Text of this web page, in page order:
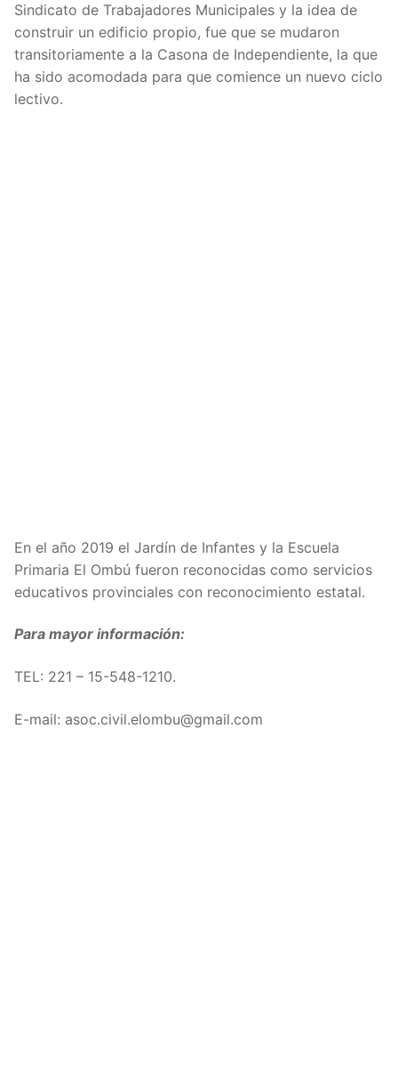
Sindicato de Trabajadores Municipales y la idea de
construir un edificio propio, fue que se mudaron
transitoriamente a la Casona de Independiente, la que
ha sido acomodada para que comience un nuevo ciclo
lectivo.
En el año 2019 el Jardín de Infantes y la Escuela
Primaria El Ombú fueron reconocidas como servicios
educativos provinciales con reconocimiento estatal.
Para mayor información:
TEL: 221 – 15-548-1210.
E-mail: asoc.civil.elombu@gmail.com